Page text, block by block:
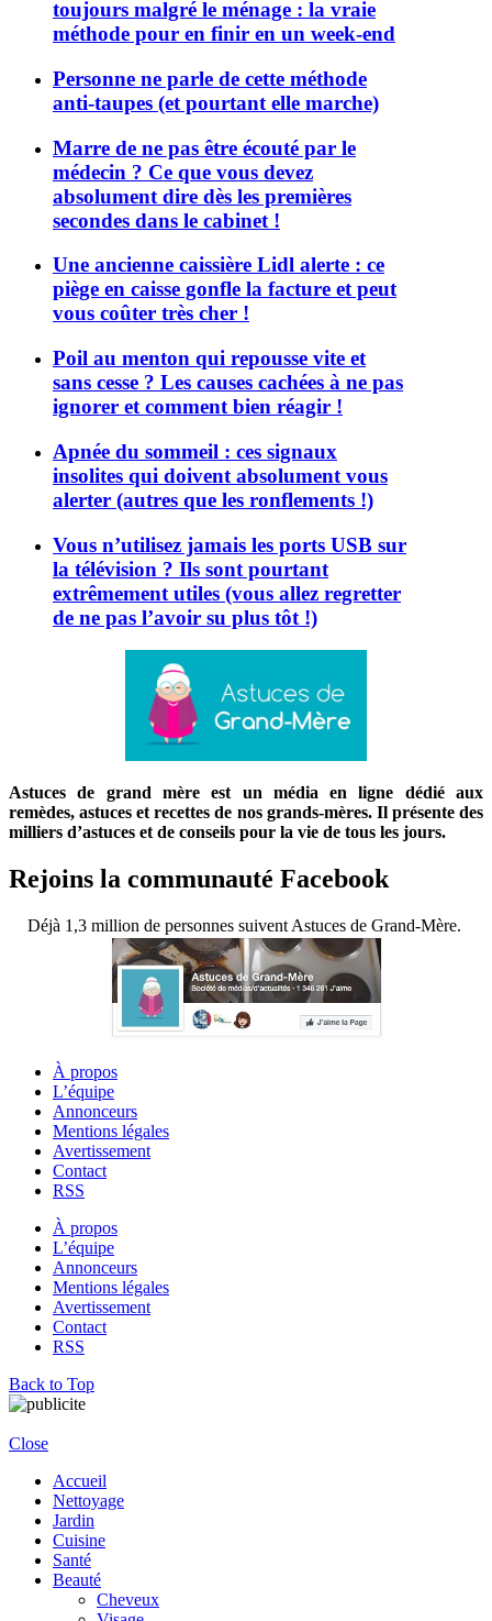
toujours malgré le ménage : la vraie
méthode pour en finir en un week-end
Personne ne parle de cette méthode
anti-taupes (et pourtant elle marche)
Marre de ne pas être écouté par le
médecin ? Ce que vous devez
absolument dire dès les premières
secondes dans le cabinet !
Une ancienne caissière Lidl alerte : ce
piège en caisse gonfle la facture et peut
vous coûter très cher !
Poil au menton qui repousse vite et
sans cesse ? Les causes cachées à ne pas
ignorer et comment bien réagir !
Apnée du sommeil : ces signaux
insolites qui doivent absolument vous
alerter (autres que les ronflements !)
Vous n’utilisez jamais les ports USB sur
la télévision ? Ils sont pourtant
extrêmement utiles (vous allez regretter
de ne pas l’avoir su plus tôt !)
Astuces de grand mère est un média en ligne dédié aux
remèdes, astuces et recettes de nos grands-mères. Il présente des
milliers d’astuces et de conseils pour la vie de tous les jours.
Rejoins la communauté Facebook
Déjà 1,3 million de personnes suivent Astuces de Grand-Mère.
À propos
L’équipe
Annonceurs
Mentions légales
Avertissement
Contact
RSS
À propos
L’équipe
Annonceurs
Mentions légales
Avertissement
Contact
RSS
Back to Top
Close
Accueil
Nettoyage
Jardin
Cuisine
Santé
Beauté
Cheveux